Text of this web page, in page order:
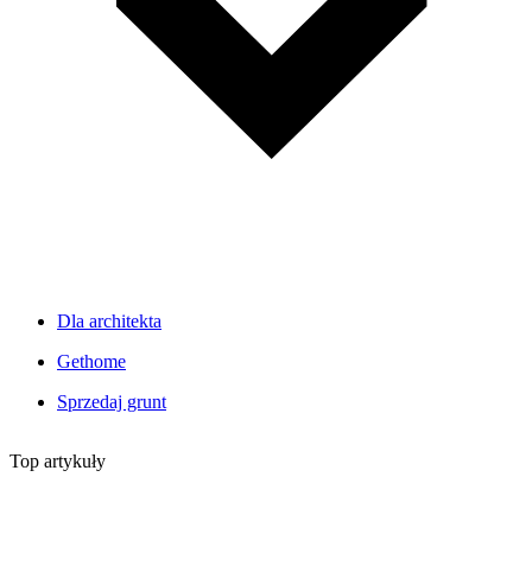
Dla architekta
Gethome
Sprzedaj grunt
Top artykuły